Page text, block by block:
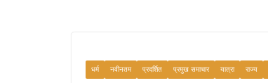
धर्म नवीनतम प्रदर्शित प्रमुख समाचार यात्रा राज्य